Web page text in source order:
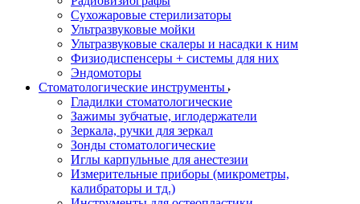
Сухожаровые стерилизаторы
Ультразвуковые мойки
Ультразвуковые скалеры и насадки к ним
Физиодиспенсеры + системы для них
Эндомоторы
Стоматологические инструменты
Гладилки стоматологические
Зажимы зубчатые, иглодержатели
Зеркала, ручки для зеркал
Зонды стоматологические
Иглы карпульные для анестезии
Измерительные приборы (микрометры,
калибраторы и тд.)